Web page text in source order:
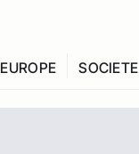
EUROPE SOCIETE